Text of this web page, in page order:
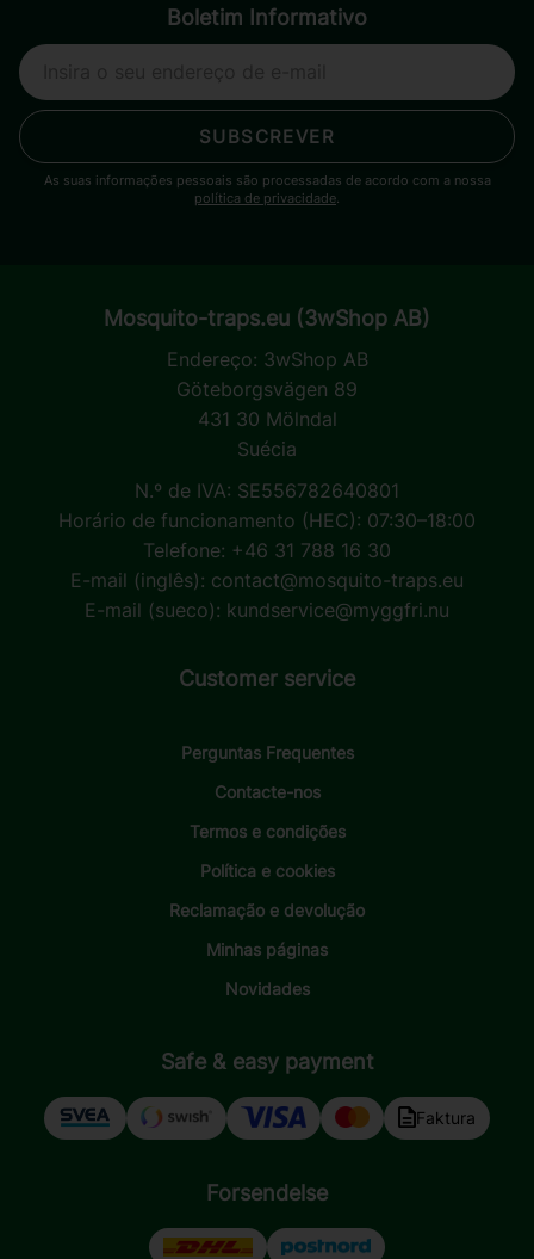
Boletim Informativo
SUBSCREVER
As suas informações pessoais são processadas de acordo com a nossa
política de privacidade
Mosquito-traps.eu (3wShop AB)
Endereço: 3wShop AB
Göteborgsvägen 89
431 30 Mölndal
Suécia
N.º de IVA: SE556782640801
Horário de funcionamento (HEC): 07:30–18:00
Telefone: +46 31 788 16 30
E-mail (inglês): contact@mosquito-traps.eu
E-mail (sueco): kundservice@myggfri.nu
Customer service
Perguntas Frequentes
Contacte-nos
Termos e condições
Política e cookies
Reclamação e devolução
Minhas páginas
Novidades
Safe & easy payment
Faktura
Forsendelse